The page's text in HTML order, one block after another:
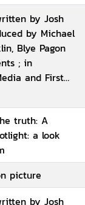
by Josh
by Michael
Blye Pagon
; in
and First
truth: A
a look
picture
by Josh